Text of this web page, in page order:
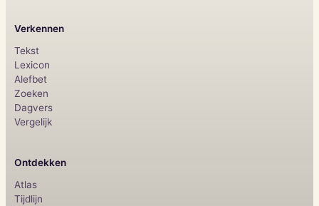
Verkennen
Tekst
Lexicon
Alefbet
Zoeken
Dagvers
Vergelijk
Ontdekken
Atlas
Tijdlijn